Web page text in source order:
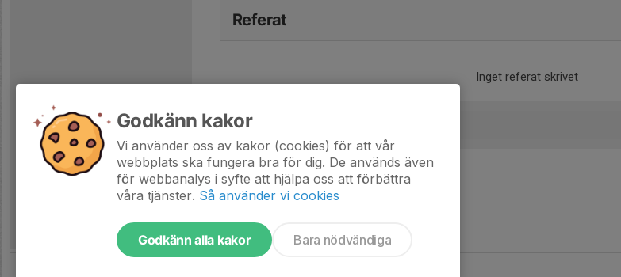
Referat
Inget referat skrivet
Godkänn kakor
Vi använder oss av kakor (cookies) för att vår
webbplats ska fungera bra för dig. De används även
för webbanalys i syfte att hjälpa oss att förbättra
våra tjänster. Så använder vi cookies
Godkänn alla kakor Bara nödvändiga